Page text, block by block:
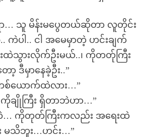
ရာ… သူ မိန်းမပွေတယ်ဆိုတာ လူတိုင်း
ာ.. ကဲပါ.. ငါ အမေမှာတဲ့ ဟင်းချက်
ထဲသွားလိုက်ဦးမယ်..၊ ကိုတတ်ုကြီး
ဒီမှာနေခဲ့ဦး..”
တစ်ယောက်ထဲလား…”
ကိုချိုကြီး ရှိတာဘဲဟာ…”
ဘဲ… ကိုတုတ်ကြီးကလည်း အရေးထဲ
မသိဘူး…ဟင်း…”